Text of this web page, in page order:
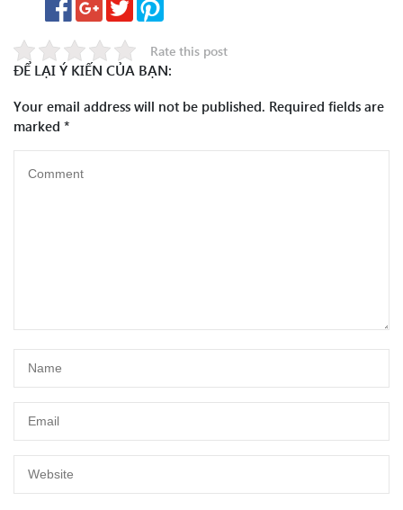
Rate this post
ĐỂ LẠI Ý KIẾN CỦA BẠN:
Your email address will not be published. Required fields are
marked *